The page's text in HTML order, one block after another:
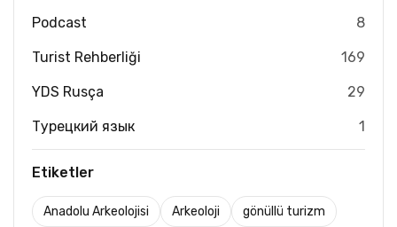
Podcast 8
Turist Rehberliği 169
YDS Rusça 29
Турецкий язык 1
Etiketler
Anadolu Arkeolojisi Arkeoloji gönüllü turizm